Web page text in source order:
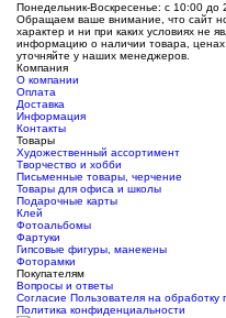
Понедельник-Воскресенье: с 10:00 до
Обращаем ваше внимание, что сайт
характер и ни при каких условиях не
информацию о наличии товара, ценах
уточняйте у наших менеджеров.
Компания
О компании
Оплата
Доставка
Информация
Контакты
Товары
Художественный ассортимент
Творчество и хобби
Письменные товары, черчение
Товары для офиса и школы
Подарочные карты
Клей
Фотоальбомы
Фартуки
Гипсовые фигуры, манекены
Фоторамки
Покупателям
Вопросы и ответы
Согласие Пользователя на обработку
Политика конфиденциальности